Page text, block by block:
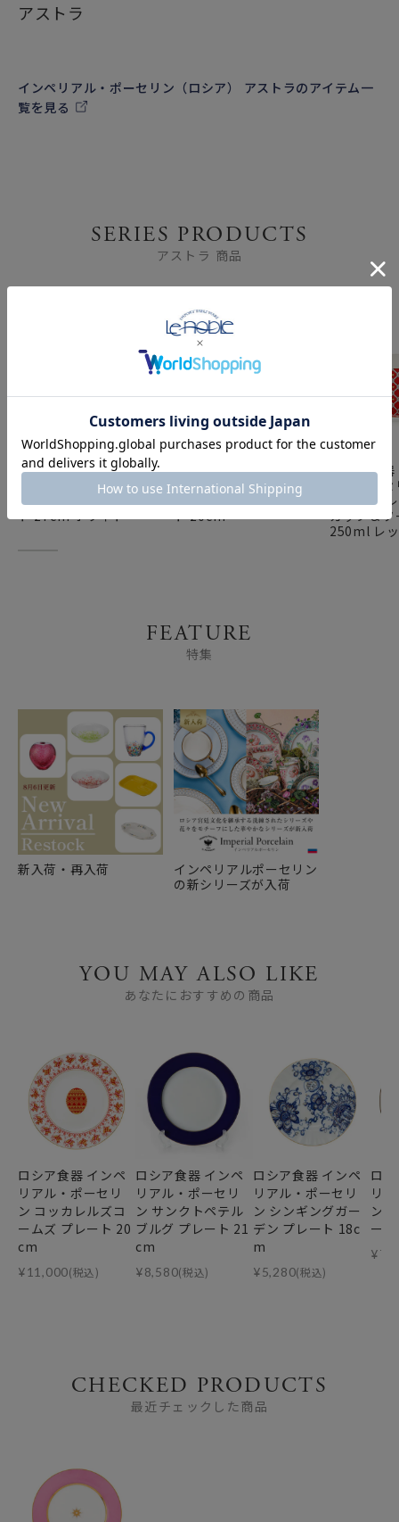
アストラ
インペリアル・ポーセリン（ロシア） アストラのアイテム一
覧を見る
SERIES PRODUCTS
アストラ 商品
ロシア食器 インペリア
ル・ポーセリン アスト
ラ スカーレット プレー
ト 27cm ホワイト
ロシア食器 インペリア
ル・ポーセリン アスト
ラ スカーレット プレー
ト 20cm
ロシア食
ル・ポー
ラ スカー
カップ＆ソ
250ml レ
FEATURE
特集
新入荷・再入荷
インペリアルポーセリン
の新シリーズが入荷
YOU MAY ALSO LIKE
あなたにおすすめの商品
ロシア食器 インペ
リアル・ポーセリ
ン コッカレルズコ
ームズ プレート 20
cm
¥11,000(税込)
ロシア食器 インペ
リアル・ポーセリ
ン サンクトペテル
ブルグ プレート 21
cm
¥8,580(税込)
ロシア食器 インペ
リアル・ポーセリ
ン シンギングガー
デン プレート 18c
m
¥5,280(税込)
ロ
リ
ン
ー
¥
CHECKED PRODUCTS
最近チェックした商品